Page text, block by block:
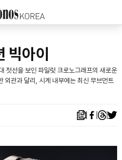
빅아이
첫선을 보인 파일럿 크로노그래프의 새로운
외관과 달리, 시계 내부에는 최신 무브먼트